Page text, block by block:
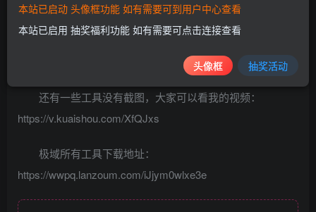
还有一些工具没有截图，大家可以看我的视频：
https://v.kuaishou.com/XfQJxs
极域所有工具下载地址：
https://wwpq.lanzoum.com/iJjym0wlxe3e
本站已启动 头像框功能 如有需要可到用户中心查看
本站已启用 抽奖福利功能 如有需要可点击连接查看
头像框 抽奖活动